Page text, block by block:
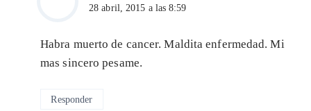
28 abril, 2015 a las 8:59
Habra muerto de cancer. Maldita enfermedad. Mi
mas sincero pesame.
Responder